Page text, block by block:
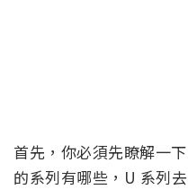
首先，你必須先瞭解一
的系列有哪些，U 系列